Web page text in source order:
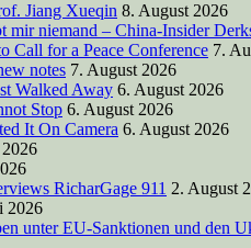
Jiang Xueqin 8. August 2026
niemand – China-Insider
Call for a Peace Conference 7.
notes 7. August 2026
Walked Away 6. August 2026
Stop 6. August 2026
It On Camera 6. August 2026
RicharGage 911 2. August
2026
unter EU-Sanktionen und den